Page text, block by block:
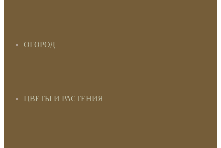
ОГОРОД
ЦВЕТЫ И РАСТЕНИЯ